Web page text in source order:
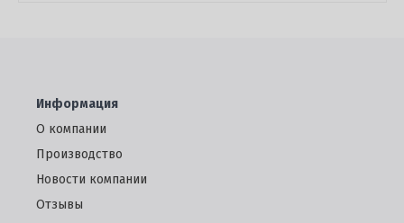
Информация
О компании
Производство
Новости компании
Отзывы